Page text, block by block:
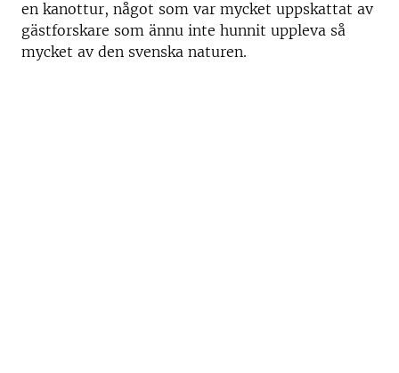
en kanottur, något som var mycket uppskattat av
gästforskare som ännu inte hunnit uppleva så
mycket av den svenska naturen.